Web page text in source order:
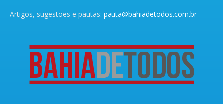
Artigos, sugestões e pautas: pauta@bahiadetodos.com.br